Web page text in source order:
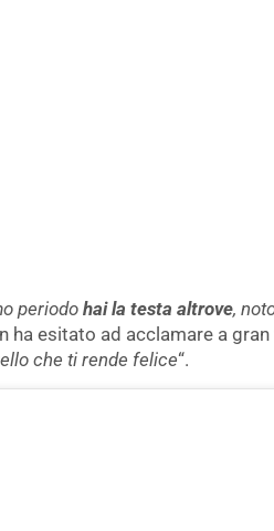
periodohai la testa altrove,
ha esitato ad acclamare a gran
che ti rende felice“.